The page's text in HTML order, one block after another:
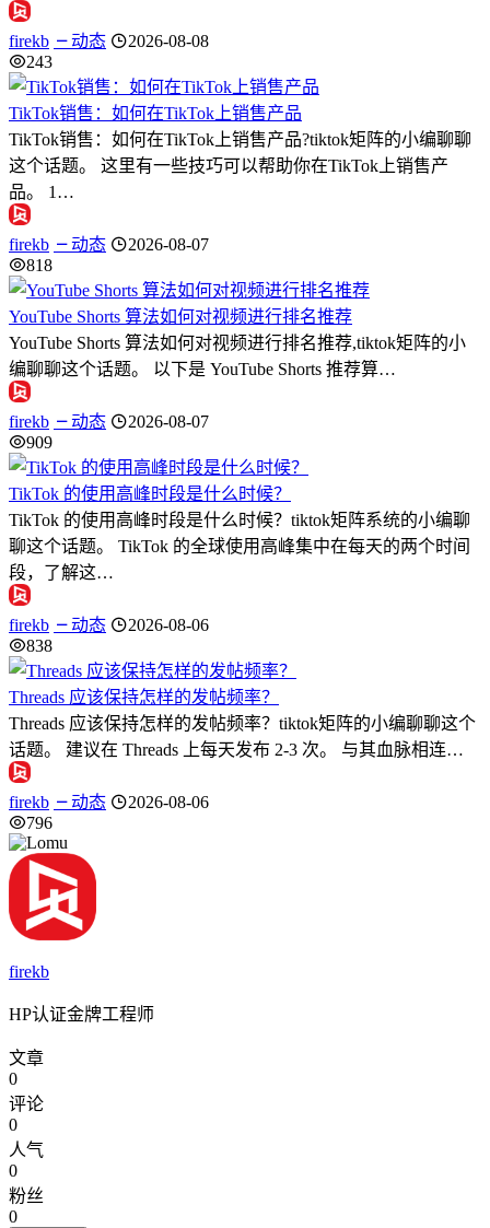
firekb 动态
2026-08-08
243
TikTok销售：如何在TikTok上销售产品
TikTok销售：如何在TikTok上销售产品?tiktok矩阵的小编聊聊
这个话题。 这里有一些技巧可以帮助你在TikTok上销售产
品。 1…
firekb 动态
2026-08-07
818
YouTube Shorts 算法如何对视频进行排名推荐
YouTube Shorts 算法如何对视频进行排名推荐,tiktok矩阵的小
编聊聊这个话题。 以下是 YouTube Shorts 推荐算…
firekb 动态
2026-08-07
909
TikTok 的使用高峰时段是什么时候？
TikTok 的使用高峰时段是什么时候？tiktok矩阵系统的小编聊
聊这个话题。 TikTok 的全球使用高峰集中在每天的两个时间
段，了解这…
firekb 动态
2026-08-06
838
Threads 应该保持怎样的发帖频率？
Threads 应该保持怎样的发帖频率？tiktok矩阵的小编聊聊这个
话题。 建议在 Threads 上每天发布 2-3 次。 与其血脉相连…
firekb 动态
2026-08-06
796
firekb
HP认证金牌工程师
文章
0
评论
0
人气
0
粉丝
0